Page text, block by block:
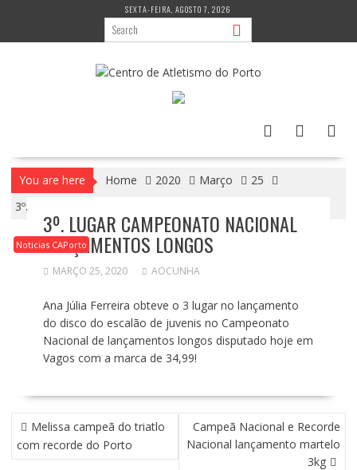
content
SEXTA-FEIRA, AGOSTO 7, 2026
You are here Home 2020 Março
25
3º. Lugar Campeonato Nacional lançamentos longos
Noticias CAPorto
3º. LUGAR CAMPEONATO NACIONAL
LANÇAMENTOS LONGOS
MARÇO 25, 2020 AOCUNHA
Ana Júlia Ferreira obteve o 3 lugar no lançamento
do disco do escalão de juvenis no Campeonato
Nacional de lançamentos longos disputado hoje em
Vagos com a marca de 34,99!
NAVEGAÇÃO
DE
ARTIGOS
Melissa campeã do triatlo
com recorde do Porto
Campeã Nacional e Recorde
Nacional lançamento martelo
3kg